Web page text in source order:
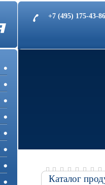
+7 (495) 175-43-
Каталог